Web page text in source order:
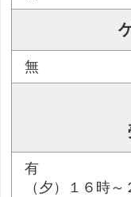
無
有
（夕）１６時